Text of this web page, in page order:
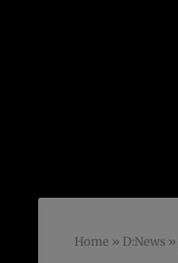
Home » D:News »